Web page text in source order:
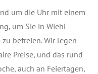
um die Uhr mit einem
um Sie in Wiehl
befreien. Wir legen
Preise, und das rund
auch an Feiertagen,